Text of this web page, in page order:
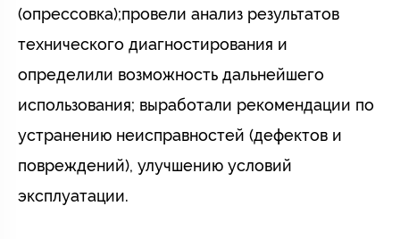
(опрессовка);провели анализ результатов
технического диагностирования и
определили возможность дальнейшего
использования; выработали рекомендации по
устранению неисправностей (дефектов и
повреждений), улучшению условий
эксплуатации.